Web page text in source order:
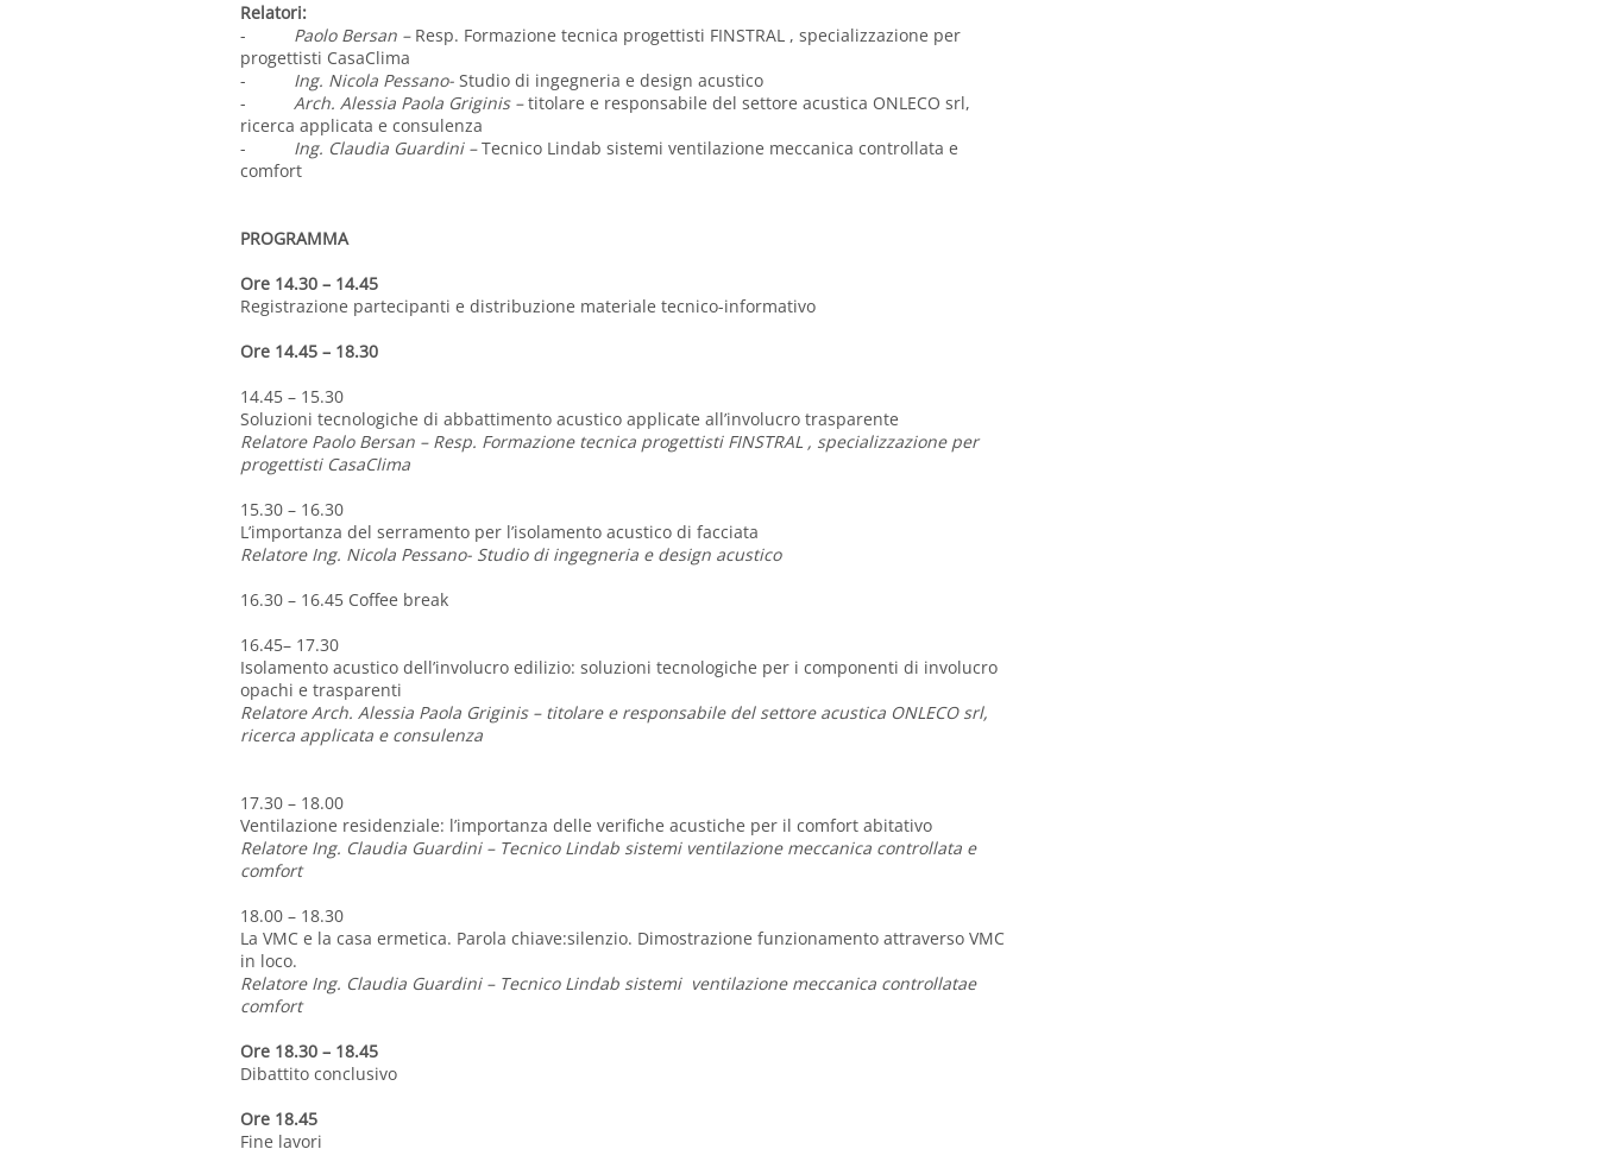
Relatori:
- Paolo Bersan – Resp. Formazione tecnica progettisti FINSTRAL , specializzazione per
progettisti CasaClima
- Ing. Nicola Pessano- Studio di ingegneria e design acustico
- Arch. Alessia Paola Griginis –titolare e responsabile del settore acustica ONLECO srl,
ricerca applicata e consulenza
- Ing. Claudia Guardini –Tecnico Lindab sistemi ventilazione meccanica controllata e
comfort
PROGRAMMA
Ore 14.30 – 14.45
Registrazione partecipanti e distribuzione materiale tecnico-informativo
Ore 14.45 – 18.30
14.45 – 15.30
Soluzioni tecnologiche di abbattimento acustico applicate all’involucro trasparente
Relatore Paolo Bersan – Resp. Formazione tecnica progettisti FINSTRAL , specializzazione per
progettisti CasaClima
15.30 – 16.30
L’importanza del serramento per l’isolamento acustico di facciata
Relatore Ing. Nicola Pessano- Studio di ingegneria e design acustico
16.30 – 16.45 Coffee break
16.45– 17.30
Isolamento acustico dell’involucro edilizio: soluzioni tecnologiche per i componenti di involucro
opachi e trasparenti
Relatore Arch. Alessia Paola Griginis – titolare e responsabile del settore acustica ONLECO srl,
ricerca applicata e consulenza
17.30 – 18.00
Ventilazione residenziale: l’importanza delle verifiche acustiche per il comfort abitativo
Relatore Ing. Claudia Guardini – Tecnico Lindab sistemi ventilazione meccanica controllata e
comfort
18.00 – 18.30
La VMC e la casa ermetica. Parola chiave:silenzio. Dimostrazione funzionamento attraverso VMC
in loco.
Relatore Ing. Claudia Guardini – Tecnico Lindab sistemi ventilazione meccanica controllatae
comfort
Ore 18.30 – 18.45
Dibattito conclusivo
Ore 18.45
Fine lavori